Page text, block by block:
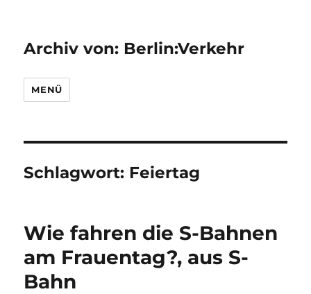
Archiv von: Berlin:Verkehr
MENÜ
Schlagwort: Feiertag
Wie fahren die S-Bahnen
am Frauentag?, aus S-
Bahn